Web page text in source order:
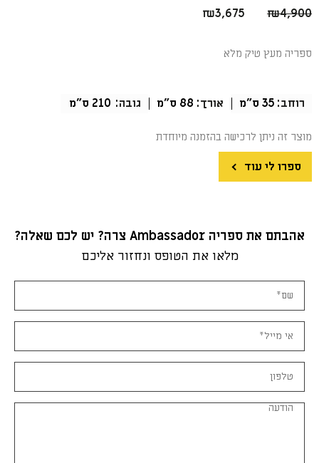
₪4,900
המחיר
היה:
₪3,675
ספריה מעץ טיק מלא
רוחב: 35 ס"מ אורך: 88 ס"מ גובה: 210 ס"מ
מוצר זה ניתן לרכישה בהזמנה מיוחדת
ספרו לי עוד
אהבתם את ספריה Ambassador צרה? יש לכם שאלה?
מלאו את הטופס ונחזור אליכם